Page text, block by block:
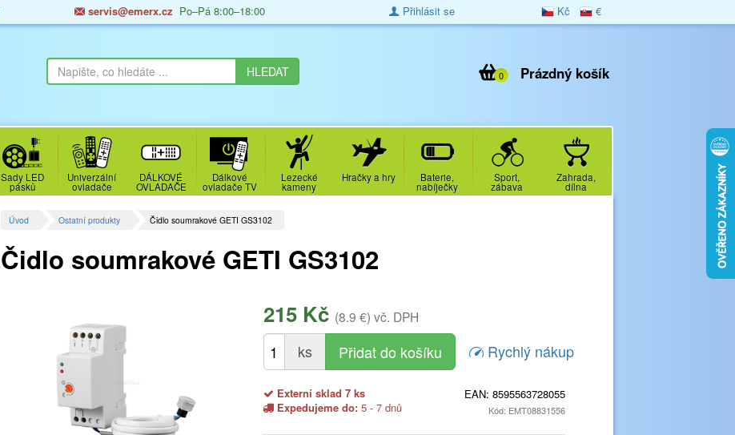
servis@emerx.cz Po–Pá 8:00–18:00 Kč €
Přihlásit se
Prázdný košík
0
Sady LED
pásků
Univerzální
ovladače
DÁLKOVÉ
OVLADAČE
Dálkové
ovladače TV
Lezecké
kameny
Hračky a hry Baterie,
nabíječky
Sport,
zábava
Zahrada,
dílna
Úvod Ostatní produkty Čidlo soumrakové GETI GS3102
Čidlo soumrakové GETI GS3102
215 Kč (8.9 €) vč. DPH
ks Rychlý nákup
Externí sklad 7 ks
Expedujeme do:5 - 7 dnů
EAN: 8595563728055
Kód: EMT08831556